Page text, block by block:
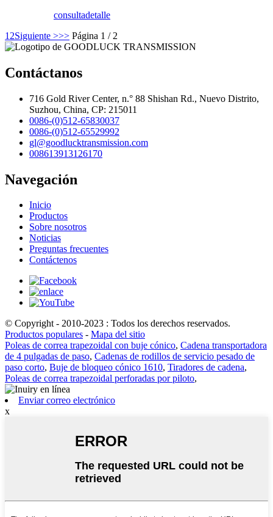
consultadetalle
1 2Siguiente >>> Página 1 / 2
Contáctanos
716 Gold River Center, n.° 88 Shishan Rd., Nuevo Distrito,
Suzhou, China, CP: 215011
0086-(0)512-65830037
0086-(0)512-65529992
gl@goodlucktransmission.com
008613913126170
Navegación
Inicio
Productos
Sobre nosotros
Noticias
Preguntas frecuentes
Contáctenos
© Copyright - 2010-2023 : Todos los derechos reservados.
Productos populares - Mapa del sitio
Poleas de correa trapezoidal con buje cónico, Cadena transportadora
de 4 pulgadas de paso, Cadenas de rodillos de servicio pesado de
paso corto, Buje de bloqueo cónico 1610, Tiradores de cadena,
Poleas de correa trapezoidal perforadas por piloto,
Enviar correo electrónico
x